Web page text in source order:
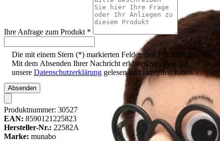
Ihre Anfrage zum Produkt *
Die mit einem Stern (*) markierten Felder sind Pflichtfelder.
Mit dem Absenden Ihrer Nachricht erklären Sie, dass Sie
unsere Datenschutzerklärung gelesen und akzeptiert haben.
Absenden
Produktnummer: 30527
EAN: 8590121225823
Hersteller-Nr.: 22582A
Marke: munabo